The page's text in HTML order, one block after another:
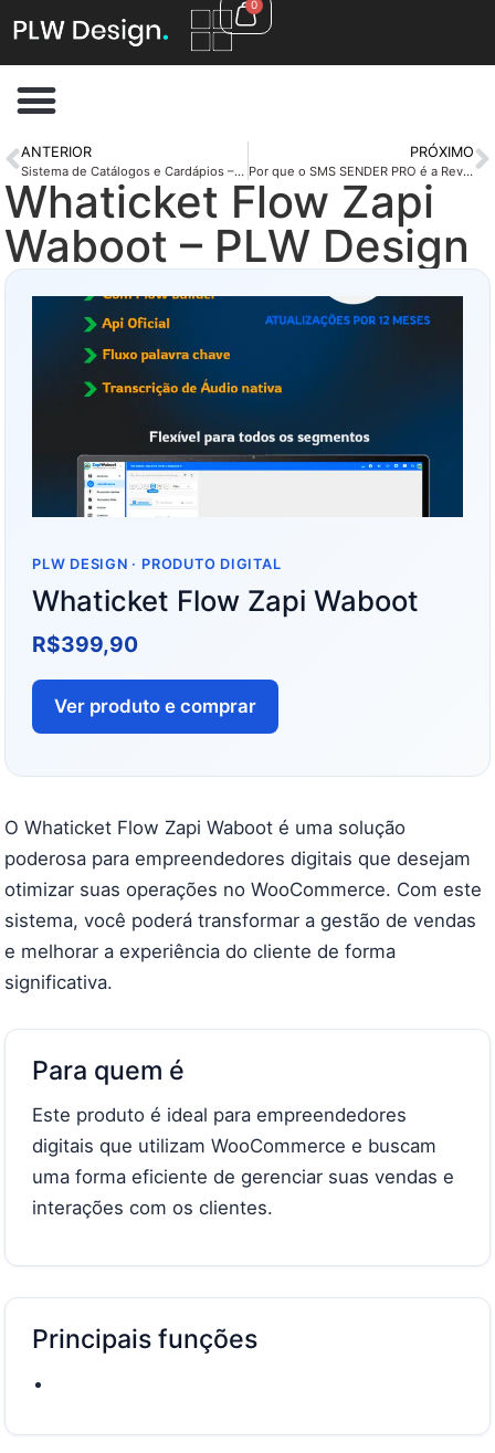
0
ANTERIOR
Sistema de Catálogos e Cardápios – PLW Design
PRÓXIMO
Por que o SMS SENDER PRO é a Revolução no Envio de SMS?
Whaticket Flow Zapi
Waboot – PLW Design
PLW DESIGN · PRODUTO DIGITAL
Whaticket Flow Zapi Waboot
R$399,90
Ver produto e comprar
O Whaticket Flow Zapi Waboot é uma solução
poderosa para empreendedores digitais que desejam
otimizar suas operações no WooCommerce. Com este
sistema, você poderá transformar a gestão de vendas
e melhorar a experiência do cliente de forma
significativa.
Para quem é
Este produto é ideal para empreendedores
digitais que utilizam WooCommerce e buscam
uma forma eficiente de gerenciar suas vendas e
interações com os clientes.
Principais funções